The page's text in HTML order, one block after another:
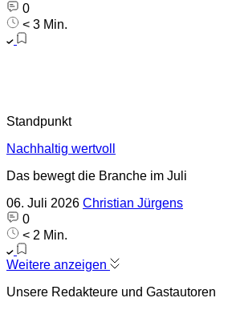
0
< 3 Min.
Standpunkt
Nachhaltig wertvoll
Das bewegt die Branche im Juli
06. Juli 2026 Christian Jürgens
0
< 2 Min.
Weitere anzeigen
Unsere Redakteure und Gastautoren